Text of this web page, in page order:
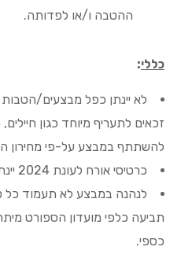
ההטבה ו/או לפדותה.
כללי:
לא יינתן כפל מבצעים/
זכאים לתעריף מיוחד כגון
להשתתף במבצע על-פי מחירון
כרטיסי אורח לעונת 2024 יינתנו באופן יחסי.
לנהנה במבצע לא תעמוד כל
תביעה כלפי מועדון הספורט מיתר
כספי.